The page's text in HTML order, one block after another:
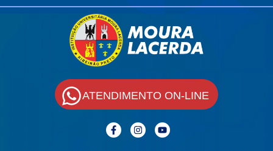
ATENDIMENTO ON-LINE